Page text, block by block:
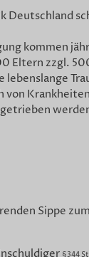
Deutschland
kommen
Eltern zzgl.
lebenslange
von
getrieben
Sippe